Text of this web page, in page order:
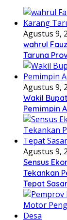
Agustus 9,
wahrul
Taruna
Agustus 9,
Wakil
Pemimpin
Agustus 9,
Sensus
Tekankan
Tepat